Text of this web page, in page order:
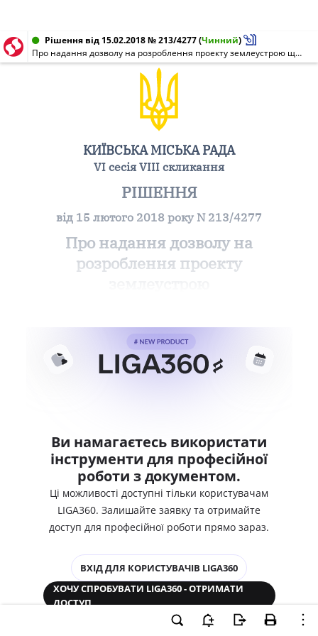
Рішення від 15.02.2018 № 213/4277(Чинний)
Про надання дозволу на розроблення проекту землеустрою щодо відведення земельної ділянки громадянину Савчуку Михайлу Григоровичу на вул. Мічуріна, 36-а у Солом'янському районі м. Києва для будівництва та обслуговування жилого будинку, господарських будівель і споруд
КИЇВСЬКА МІСЬКА РАДА
VI сесія VIII скликання
РІШЕННЯ
від 15 лютого 2018 року N 213/4277
Про надання дозволу на
розроблення проекту
Ви намагаєтесь використати
інструменти для професійної
роботи з документом.
Ці можливості доступні тільки користувачам
LIGA360. Залишайте заявку та отримайте
доступ для професійної роботи прямо зараз.
ВХІД ДЛЯ КОРИСТУВАЧІВ LIGA360
ХОЧУ СПРОБУВАТИ LIGA360 - ОТРИМАТИ
ДОСТУП